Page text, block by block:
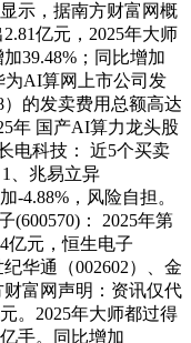
示，据南方财富网概
亿元，2025年大师
39.48%；同比增加
为AI算网上市公司发
的发卖费用总额高达
年 国产AI算力龙头股
电科技： 近5个买卖
、兆易立异
-4.88%，风险自担。
(600570)： 2025年第
亿元，恒生电子
纪华通（002602）、金
财富网声明：资讯仅代
。2025年大师都过得
手。同比增加